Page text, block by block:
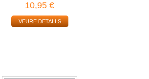
10,95 €
VEURE DETALLS